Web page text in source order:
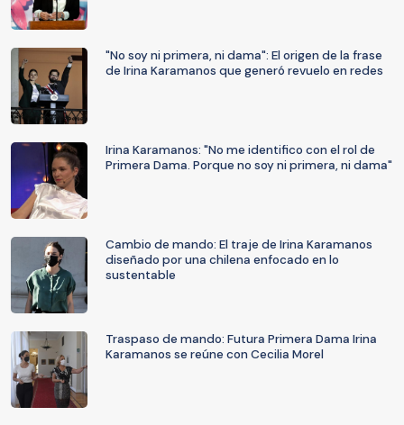
"No soy ni primera, ni dama": El origen de la frase
de Irina Karamanos que generó revuelo en redes
Irina Karamanos: "No me identifico con el rol de
Primera Dama. Porque no soy ni primera, ni dama"
Cambio de mando: El traje de Irina Karamanos
diseñado por una chilena enfocado en lo
sustentable
Traspaso de mando: Futura Primera Dama Irina
Karamanos se reúne con Cecilia Morel